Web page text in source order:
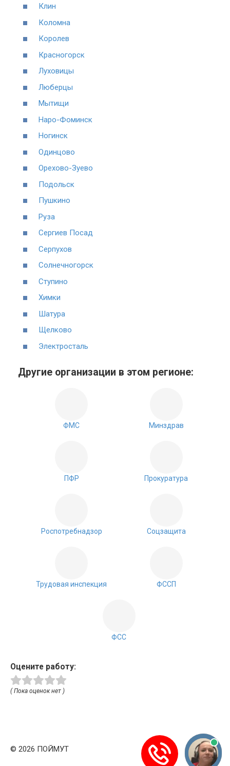
Клин
Коломна
Королев
Красногорск
Луховицы
Люберцы
Мытищи
Наро-Фоминск
Ногинск
Одинцово
Орехово-Зуево
Подольск
Пушкино
Руза
Сергиев Посад
Серпухов
Солнечногорск
Ступино
Химки
Шатура
Щелково
Электросталь
Другие организации в этом регионе:
ФМС Минздрав
ПФР Прокуратура
Роспотребнадзор Соцзащита
Трудовая инспекция ФССП
ФСС
Оцените работу:
( Пока оценок нет )
© 2026 ПОЙМУТ